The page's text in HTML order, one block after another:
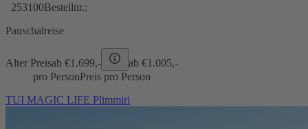
253100Bestellnr.:
Pauschalreise
Alter Preisab €1.699,- ab €1.005,-
pro PersonPreis pro Person
TUI MAGIC LIFE Plimmiri